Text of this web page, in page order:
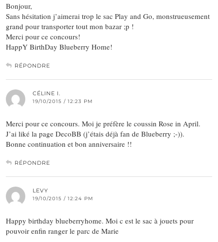
Bonjour,
Sans hésitation j’aimerai trop le sac Play and Go, monstrueusement
grand pour transporter tout mon bazar ;p !
Merci pour ce concours!
HappY BirthDay Blueberry Home!
RÉPONDRE
CÉLINE I.
19/10/2015 / 12:23 PM
Merci pour ce concours. Moi je préfère le coussin Rose in April.
J’ai liké la page DecoBB (j’étais déjà fan de Blueberry ;-)).
Bonne continuation et bon anniversaire !!
RÉPONDRE
LEVY
19/10/2015 / 12:24 PM
Happy birthday blueberryhome. Moi c est le sac à jouets pour
pouvoir enfin ranger le parc de Marie